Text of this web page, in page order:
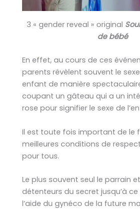
3 « gender reveal » original
de bébé
En effet, au cours de ces
parents révèlent souvent le
enfant de manière
coupant un gâteau qui a un
rose pour signifier le sexe de
Il est toute fois important de le
meilleures conditions de
pour tous.
Le plus souvent seul le parrain
détenteurs du secret jusqu’à
l’aide du gynéco de la future